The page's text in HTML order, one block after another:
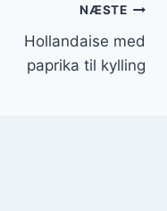
NÆSTE
Hollandaise med
paprika til kylling